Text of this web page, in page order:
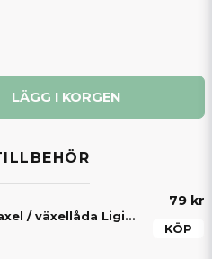
LÄGG I KORGEN
Låsring / låsclip drivaxel / växellåda Ligier, Microcar, Aixam, Chatenet, Grecav & JDM
79 kr
KÖP